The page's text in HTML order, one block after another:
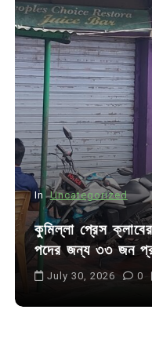
In Uncategorized
কুমিল্লা প্রেস
পদের জন্য ৩৩ জন
July 30, 2026 0